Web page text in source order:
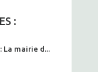
:
La mairie d...